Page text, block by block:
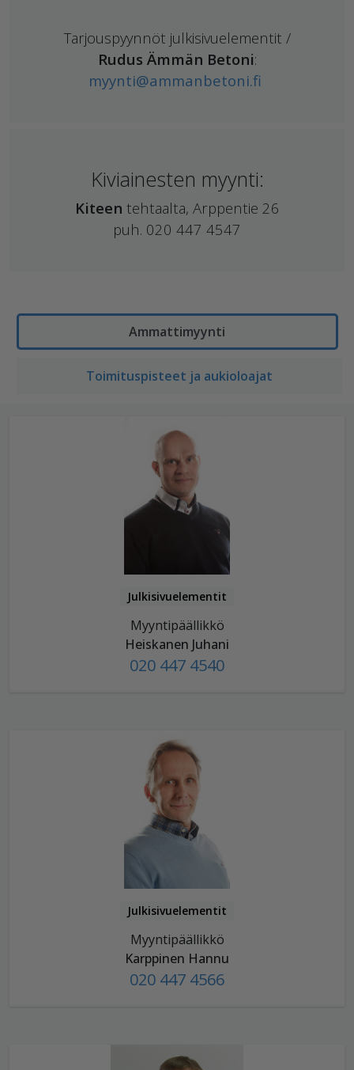
Tarjouspyynnöt julkisivuelementit /
Rudus Ämmän Betoni:
myynti@ammanbetoni.fi
Kiviainesten myynti:
Kiteen tehtaalta, Arppentie 26
puh. 020 447 4547
Ammattimyynti
Toimituspisteet ja aukioloajat
Julkisivuelementit
Myyntipäällikkö
Heiskanen Juhani
020 447 4540
Julkisivuelementit
Myyntipäällikkö
Karppinen Hannu
020 447 4566